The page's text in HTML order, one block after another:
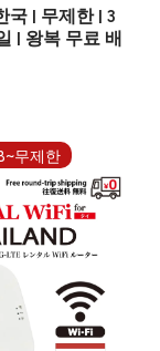
국 | 무제한 | 3
| 왕복 무료 배
무제한